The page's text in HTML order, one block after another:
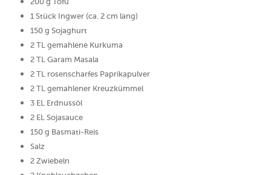
1 Stück Ingwer (ca. 2 cm lang)
150 g Sojaghurt
2 TL gemahlene Kurkuma
2 TL Garam Masala
2 TL rosenscharfes Paprikapulver
2 TL gemahlener Kreuzkümmel
3 EL Erdnussöl
2 EL Sojasauce
150 g Basmati-Reis
Salz
2 Zwiebeln